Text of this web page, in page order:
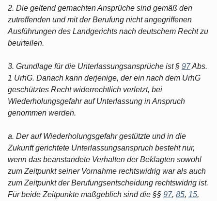
2. Die geltend gemachten Ansprüche sind gemäß den
zutreffenden und mit der Berufung nicht angegriffenen
Ausführungen des Landgerichts nach deutschem Recht zu
beurteilen.
3. Grundlage für die Unterlassungsansprüche ist § 97Abs.
1 UrhG. Danach kann derjenige, der ein nach dem UrhG
geschütztes Recht widerrechtlich verletzt, bei
Wiederholungsgefahr auf Unterlassung in Anspruch
genommen werden.
a. Der auf Wiederholungsgefahr gestützte und in die
Zukunft gerichtete Unterlassungsanspruch besteht nur,
wenn das beanstandete Verhalten der Beklagten sowohl
zum Zeitpunkt seiner Vornahme rechtswidrig war als auch
zum Zeitpunkt der Berufungsentscheidung rechtswidrig ist.
Für beide Zeitpunkte maßgeblich sind die §§ 97, 85, 15,